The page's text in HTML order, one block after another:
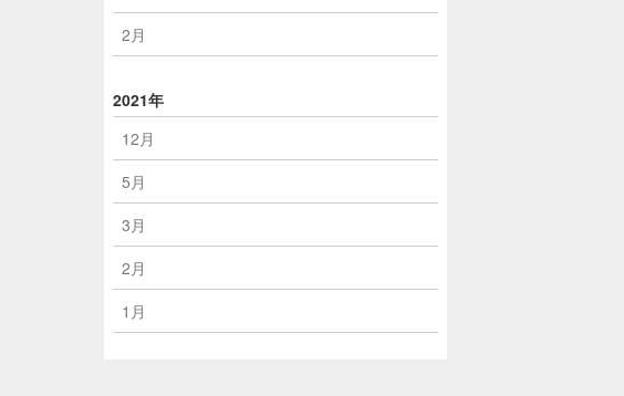
2月
2021年
12月
5月
3月
2月
1月